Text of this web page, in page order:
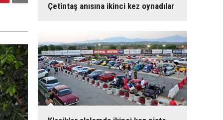
Çetintaş anısına ikinci kez oynadılar